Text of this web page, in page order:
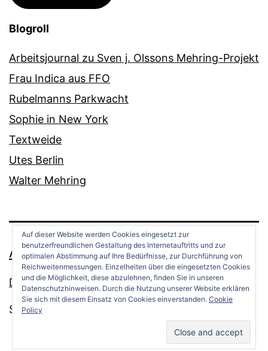
Blogroll
Arbeitsjournal zu Sven j. Olssons Mehring-Projekt
Frau Indica aus FFO
Rubelmanns Parkwacht
Sophie in New York
Textweide
Utes Berlin
Walter Mehring
ANDREAS OPPERMANN
Datenschutz
Stolz präsentiert von
Auf dieser Website werden Cookies eingesetzt zur
benutzerfreundlichen Gestaltung des Internetauftritts und zur
optimalen Abstimmung auf Ihre Bedürfnisse, zur Durchführung von
Reichweitenmessungen. Einzelheiten über die eingesetzten Cookies
und die Möglichkeit, diese abzulehnen, finden Sie in unseren
Datenschutzhinweisen. Durch die Nutzung unserer Website erklären
Sie sich mit diesem Einsatz von Cookies einverstanden. Cookie
Policy